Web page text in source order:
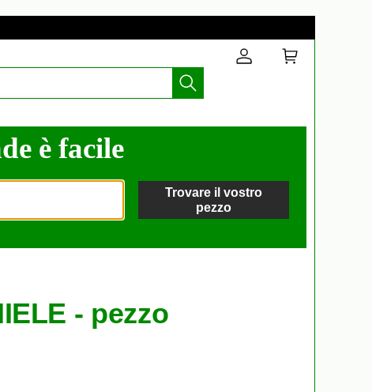
è facile
Trovare il vostro
pezzo
- pezzo